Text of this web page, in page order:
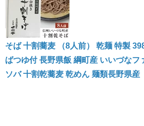
そば 十割蕎麦 （8人前） 乾麺 特製
ばつゆ付 長野県飯 綱町産 いいづなフ
ソバ 十割乾蕎麦 乾めん 麺類長野県産